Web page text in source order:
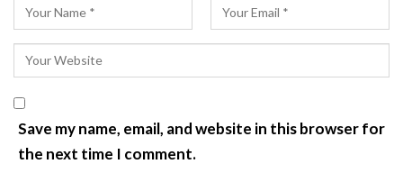
Save my name, email, and website in this browser for
the next time I comment.